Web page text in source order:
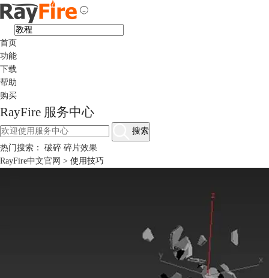
首页
功能
下载
帮助
购买
RayFire 服务中心
搜索
热门搜索： 破碎 碎片效果
RayFire中文官网 > 使用技巧